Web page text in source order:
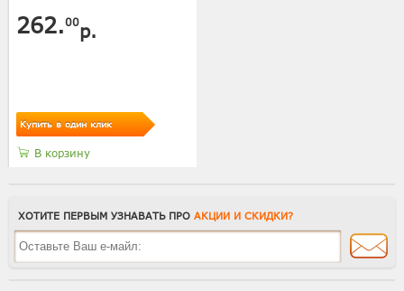
262.00р.
Купить в один клик
В корзину
ХОТИТЕ ПЕРВЫМ УЗНАВАТЬ ПРО АКЦИИ И СКИДКИ?